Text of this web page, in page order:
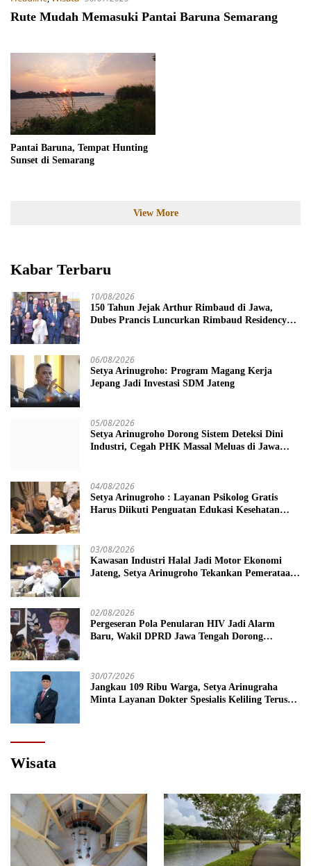
Rute Mudah Memasuki Pantai Baruna Semarang
Pantai Baruna, Tempat Hunting
Sunset di Semarang
View More
Kabar Terbaru
10/08/2026
150 Tahun Jejak Arthur Rimbaud di Jawa,
Dubes Prancis Luncurkan Rimbaud Residency
06/08/2026
Setya Arinugroho: Program Magang Kerja
Jepang Jadi Investasi SDM Jateng
05/08/2026
Setya Arinugroho Dorong Sistem Deteksi Dini
Industri, Cegah PHK Massal Meluas di Jawa
04/08/2026
Setya Arinugroho : Layanan Psikolog Gratis
Harus Diikuti Penguatan Edukasi Kesehatan
03/08/2026
Kawasan Industri Halal Jadi Motor Ekonomi
Jateng, Setya Arinugroho Tekankan Pemerataan
02/08/2026
Pergeseran Pola Penularan HIV Jadi Alarm
Baru, Wakil DPRD Jawa Tengah Dorong
30/07/2026
Jangkau 109 Ribu Warga, Setya Arinugraha
Minta Layanan Dokter Spesialis Keliling Terus
Wisata